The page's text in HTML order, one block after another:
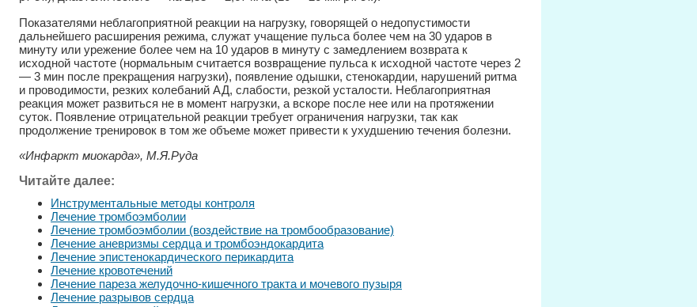
Показателями неблагоприятной реакции на нагрузку, говорящей о недопустимости
дальнейшего расширения режима, служат учащение пульса более чем на 30 ударов в
минуту или урежение более чем на 10 ударов в минуту с замедлением возврата к
исходной частоте (нормальным считается возвращение пульса к исходной частоте через 2
— 3 мин после прекращения нагрузки), появление одышки, стенокардии, нарушений ритма
и проводимости, резких колебаний АД, слабости, резкой усталости. Неблагоприятная
реакция может развиться не в момент нагрузки, а вскоре после нее или на протяжении
суток. Появление отрицательной реакции требует ограничения нагрузки, так как
продолжение тренировок в том же объеме может привести к ухудшению течения болезни.
«Инфаркт миокарда», М.Я.Руда
Читайте далее:
Инструментальные методы контроля
Лечение тромбоэмболии
Лечение тромбоэмболии (воздействие на тромбообразование)
Лечение аневризмы сердца и тромбоэндокардита
Лечение эпистенокардического перикардита
Лечение кровотечений
Лечение пареза желудочно-кишечного тракта и мочевого пузыря
Лечение разрывов сердца